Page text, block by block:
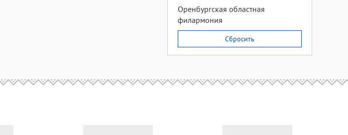
Оренбургская областная
филармония
Сбросить